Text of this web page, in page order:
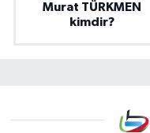
Murat TÜRKMEN
kimdir?